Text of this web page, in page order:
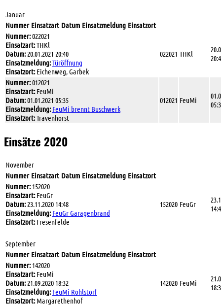
Januar
Nummer Einsatzart Datum Einsatzmeldung Einsatzort
Nummer:022021
Einsatzart:THKl
Datum:20.01.2021 20:40
Einsatzmeldung:Türöffnung
Einsatzort:Eichenweg, Garbek
022021 THKl
Nummer:012021
Einsatzart:FeuMi
Datum:01.01.2021 05:35
Einsatzmeldung: FeuMi brennt Buschwerk
Einsatzort:Travenhorst
012021 FeuMi
Einsätze 2020
November
Nummer Einsatzart Datum Einsatzmeldung Einsatzort
Nummer:152020
Einsatzart:FeuGr
Datum:23.11.2020 14:48
Einsatzmeldung: FeuGr Garagenbrand
Einsatzort:Fresenfelde
152020 FeuGr
September
Nummer Einsatzart Datum Einsatzmeldung Einsatzort
Nummer:142020
Einsatzart:FeuMi
Datum:21.09.2020 18:32
Einsatzmeldung: FeuMi Rohlstorf
Einsatzort:Margarethenhof
142020 FeuMi